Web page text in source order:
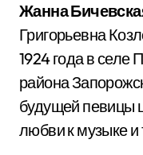
Жанна
Григорьевна
1924 года в селе
района
будущей певицы
любви к музыке и